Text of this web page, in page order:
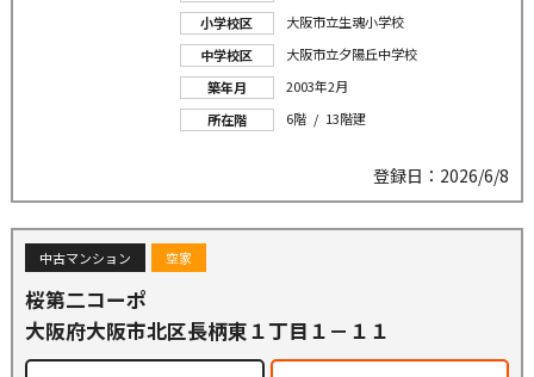
小学校区
大阪市立生魂小学校
中学校区
大阪市立夕陽丘中学校
築年月
2003年2月
所在階
6階 / 13階建
登録日：2026/6/8
中古マンション 空家
桜第二コーポ
大阪府大阪市北区長柄東１丁目１－１１